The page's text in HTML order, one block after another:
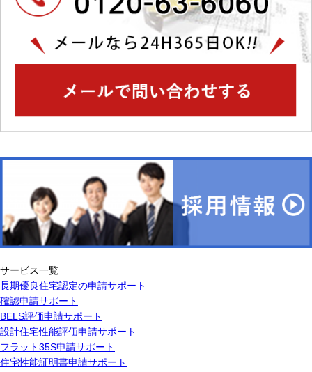
サービス一覧
長期優良住宅認定の申請サポート
確認申請サポート
BELS評価申請サポート
設計住宅性能評価申請サポート
フラット35S申請サポート
住宅性能証明書申請サポート